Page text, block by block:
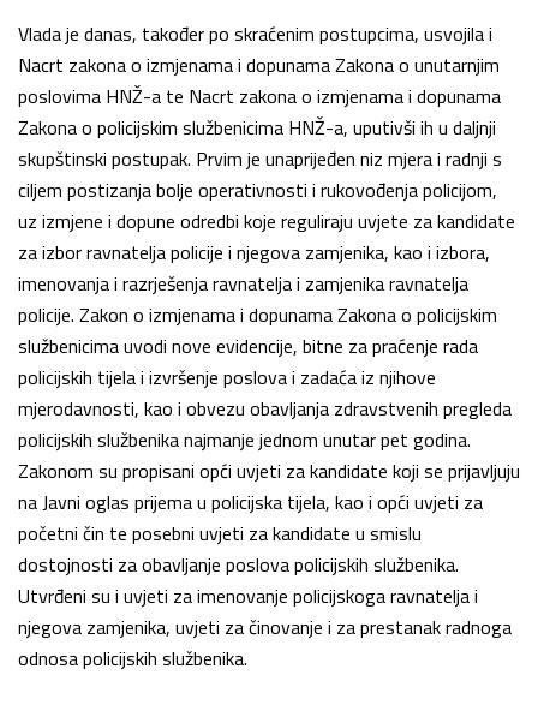
Vlada je danas, također po skraćenim postupcima, usvojila i
Nacrt zakona o izmjenama i dopunama Zakona o unutarnjim
poslovima HNŽ-a te Nacrt zakona o izmjenama i dopunama
Zakona o policijskim službenicima HNŽ-a, uputivši ih u daljnji
skupštinski postupak. Prvim je unaprijeđen niz mjera i radnji s
ciljem postizanja bolje operativnosti i rukovođenja policijom,
uz izmjene i dopune odredbi koje reguliraju uvjete za kandidate
za izbor ravnatelja policije i njegova zamjenika, kao i izbora,
imenovanja i razrješenja ravnatelja i zamjenika ravnatelja
policije. Zakon o izmjenama i dopunama Zakona o policijskim
službenicima uvodi nove evidencije, bitne za praćenje rada
policijskih tijela i izvršenje poslova i zadaća iz njihove
mjerodavnosti, kao i obvezu obavljanja zdravstvenih pregleda
policijskih službenika najmanje jednom unutar pet godina.
Zakonom su propisani opći uvjeti za kandidate koji se prijavljuju
na Javni oglas prijema u policijska tijela, kao i opći uvjeti za
početni čin te posebni uvjeti za kandidate u smislu
dostojnosti za obavljanje poslova policijskih službenika.
Utvrđeni su i uvjeti za imenovanje policijskoga ravnatelja i
njegova zamjenika, uvjeti za činovanje i za prestanak radnoga
odnosa policijskih službenika.